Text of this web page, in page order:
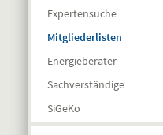
Expertensuche
Mitgliederlisten
Energieberater
Sachverständige
SiGeKo